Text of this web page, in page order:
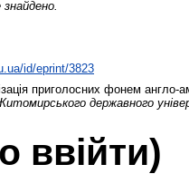
id/eprint/3823
приголосних фонем англо-
державного
ввійти)